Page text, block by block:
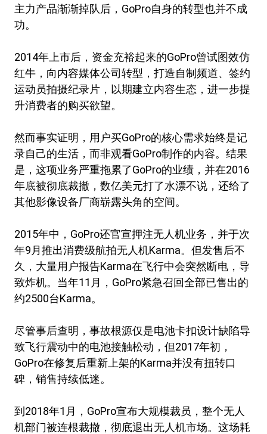
主力产品渐渐掉队后，GoPro自身的转型也并不成
功。
2014年上市后，资金充裕起来的GoPro曾试图效仿
红牛，向内容媒体公司转型，打造自制频道、签约
运动员拍摄纪录片，以期建立内容生态，进一步提
升消费者的购买欲望。
然而事实证明，用户买GoPro的核心需求始终是记
录自己的生活，而非观看GoPro制作的内容。结果
是，这项业务严重拖累了GoPro的业绩，并在2016
年底被彻底裁撤，数亿美元打了水漂不说，还给了
其他影像设备厂商崭露头角的空间。
2015年中，GoPro还官宣押注无人机业务，并于次
年9月推出消费级航拍无人机Karma。但发售后不
久，大量用户报告Karma在飞行中会突然断电，导
致炸机。当年11月，GoPro紧急召回全部已售出的
约2500台Karma。
尽管事后查明，事故根源仅是电池卡扣设计缺陷导
致飞行震动中的电池接触松动，但2017年初，
GoPro在修复后重新上架的Karma并没有扭转口
碑，销售持续低迷。
到2018年1月，GoPro宣布大规模裁员，整个无人
机部门被连根裁撤，彻底退出无人机市场。这场耗